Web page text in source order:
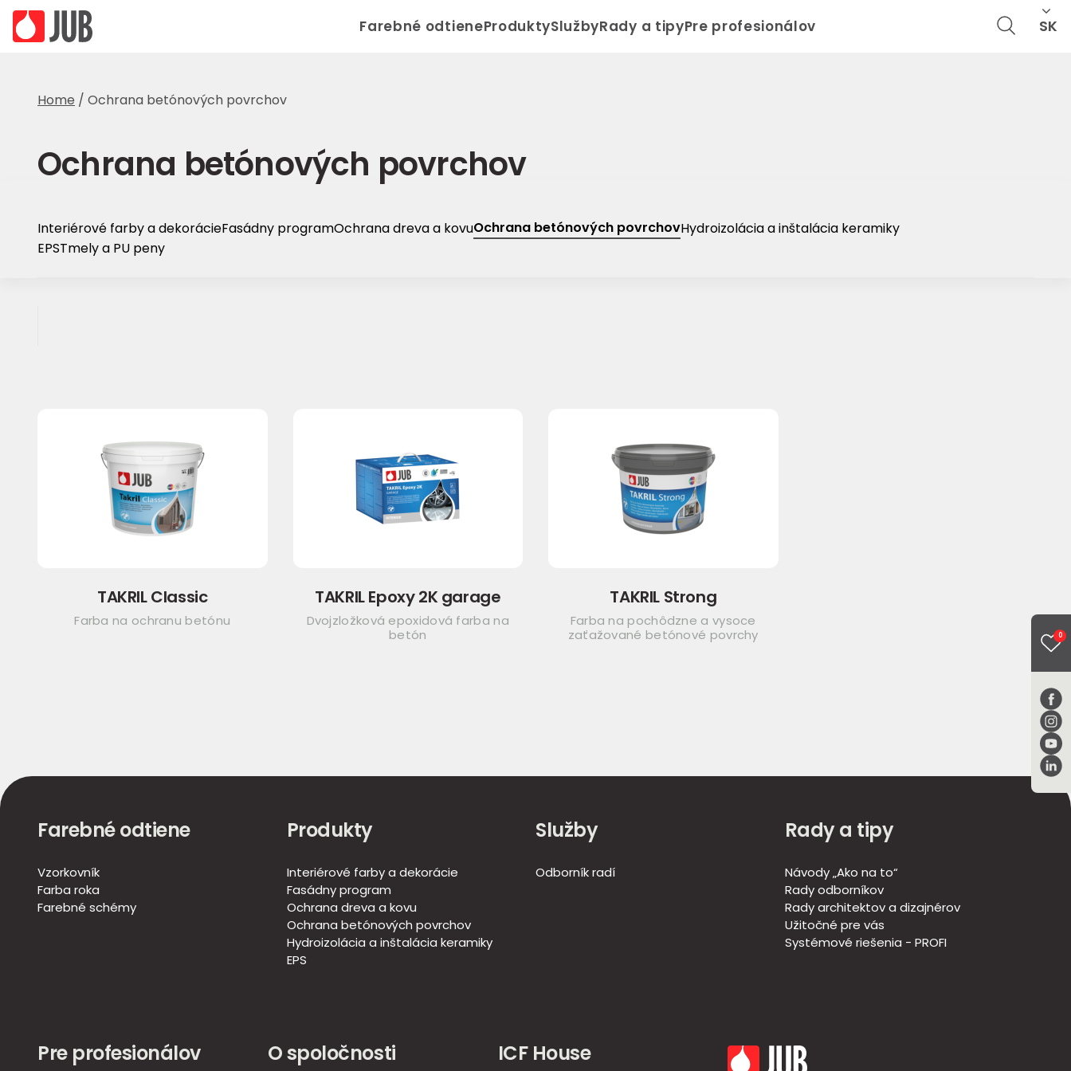
Farebné odtieneProduktySlužbyRady a tipyPre profesionálov SK
0
Home / Ochrana betónových povrchov
Ochrana betónových povrchov
Interiérové farby a dekorácieFasádny programOchrana dreva a kovuOchrana betónových povrchovHydroizolácia a inštalácia keramiky
EPSTmely a PU peny
TAKRIL Classic
Farba na ochranu betónu
TAKRIL Epoxy 2K garage
Dvojzložková epoxidová farba na
betón
TAKRIL Strong
Farba na pochôdzne a vysoce
zaťažované betónové povrchy
Farebné odtiene
Vzorkovník
Farba roka
Farebné schémy
Produkty
Interiérové farby a dekorácie
Fasádny program
Ochrana dreva a kovu
Ochrana betónových povrchov
Hydroizolácia a inštalácia keramiky
EPS
Služby
Odborník radí
Rady a tipy
Návody „Ako na to“
Rady odborníkov
Rady architektov a dizajnérov
Užitočné pre vás
Systémové riešenia - PROFI
Pre profesionálov O spoločnosti ICF House